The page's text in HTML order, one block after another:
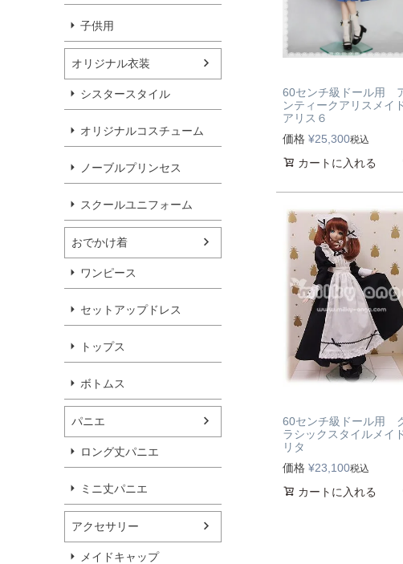
子供用
オリジナル衣装
シスタースタイル
オリジナルコスチューム
ノーブルプリンセス
スクールユニフォーム
おでかけ着
ワンピース
セットアップドレス
トップス
ボトムス
パニエ
ロング丈パニエ
ミニ丈パニエ
アクセサリー
メイドキャップ
60センチ級ドール用
ンティークアリスメイ
アリス６
価格 ¥25,300税込
カートに入れる
60センチ級ドール用
ラシックスタイルメイ
リタ
価格 ¥23,100税込
カートに入れる